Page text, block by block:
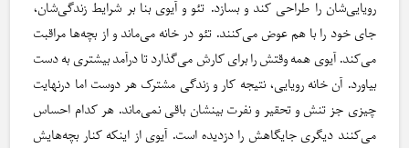
رویایی‌شان را طراحی کند و بسازد. تئو و آیوی بنا بر شرایط زندگی‌شان،
جای خود را با هم عوض می‌کنند. تئو در خانه می‌ماند و از بچه‌ها مراقبت
می‌کند. آیوی همه وقتش را برای کارش می‌گذارد تا درآمد بیشتری به دست
بیاورد. آن خانه رویایی، نتیجه کار و زندگی مشترک هر دوست اما درنهایت
چیزی جز تنش و تحقیر و نفرت بینشان باقی نمی‌ماند. هر کدام احساس
می‌کنند دیگری جایگاهش را دزدیده است. آیوی از اینکه کنار بچه‌هایش